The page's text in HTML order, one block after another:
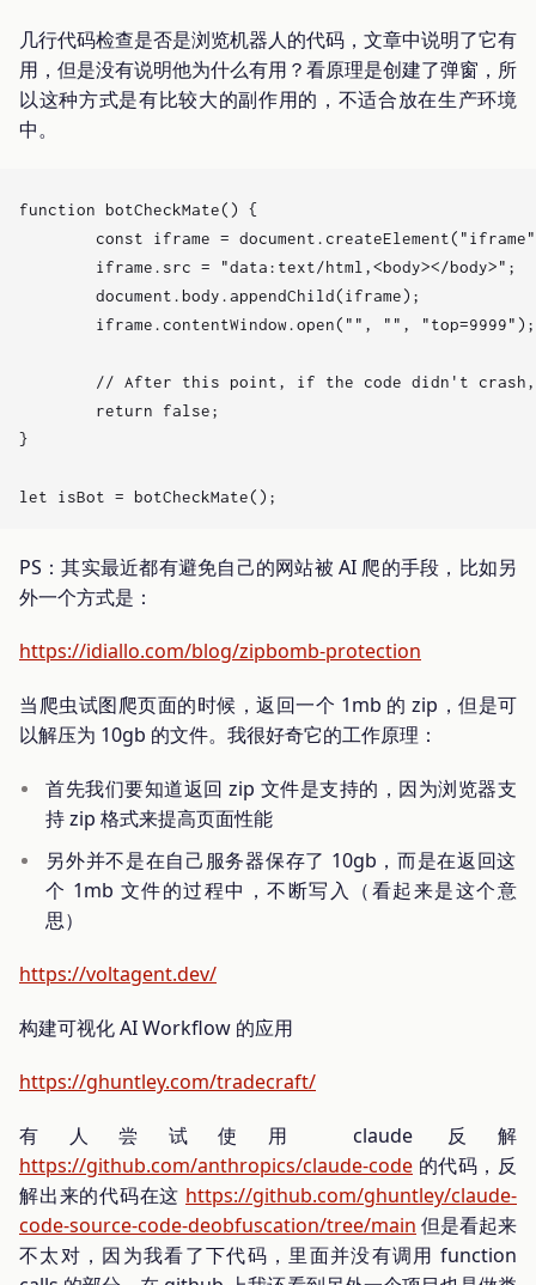
几行代码检查是否是浏览机器人的代码，文章中说明了它有
用，但是没有说明他为什么有用？看原理是创建了弹窗，所
以这种方式是有比较大的副作用的，不适合放在生产环境
中。
function botCheckMate() {
}
PS：其实最近都有避免自己的网站被 AI 爬的手段，比如另
外一个方式是：
https://idiallo.com/blog/zipbomb-protection
当爬虫试图爬页面的时候，返回一个 1mb 的 zip，但是可
以解压为 10gb 的文件。我很好奇它的工作原理：
首先我们要知道返回 zip 文件是支持的，因为浏览器支
持 zip 格式来提高页面性能
另外并不是在自己服务器保存了 10gb，而是在返回这
个 1mb 文件的过程中，不断写入（看起来是这个意
思）
https://voltagent.dev/
构建可视化 AI Workflow 的应用
https://ghuntley.com/tradecraft/
有人尝试使用 claude 反解
https://github.com/anthropics/claude-code 的代码，反
解出来的代码在这 https://github.com/ghuntley/claude-
code-source-code-deobfuscation/tree/main 但是看起来
不太对，因为我看了下代码，里面并没有调用 function